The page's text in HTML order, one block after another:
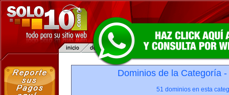
Dominios de la Categoría -
51 dominios en esta